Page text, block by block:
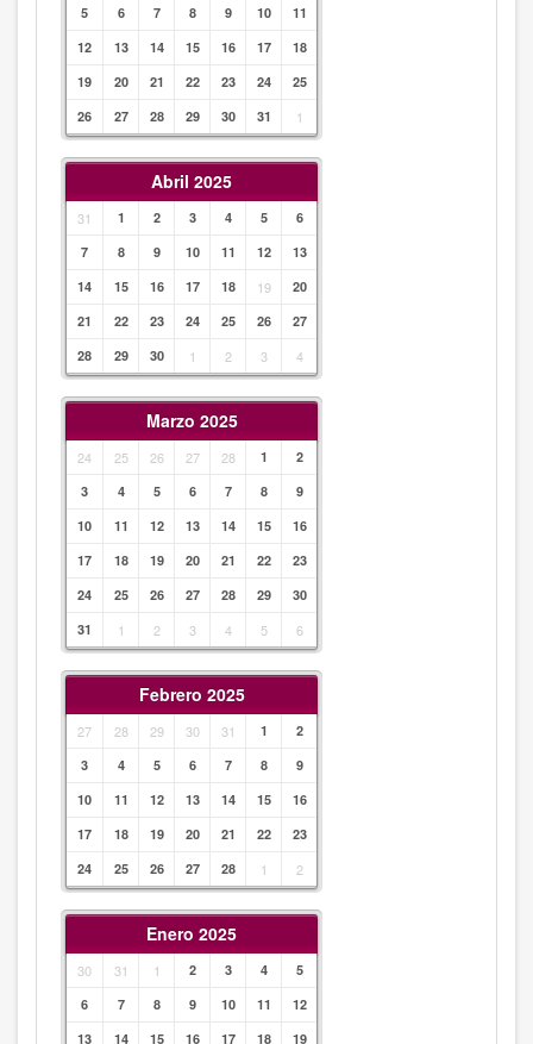
5 6 7 8 9 10
11
12
13 14 15 16 17
18
19
20 21 22 23 24
25
26
27 28 29 30 31 1
Abril 2025
31 1 2 3 4 5
6
7
8 9 10 11 12
13
14
15 16 17 18 19
20
21
22 23 24 25 26
27
28
29 30 1 2 3 4
Marzo 2025
24 25 26 27 28 1
2
3
4 5 6 7 8
9
10
11 12 13 14 15
16
17
18 19 20 21 22
23
24
25 26 27 28 29
30
31
1 2 3 4 5 6
Febrero 2025
27 28 29 30 31 1
2
3
4 5 6 7 8
9
10
11 12 13 14 15
16
17
18 19 20 21 22
23
24
25 26 27 28 1 2
Enero 2025
30 31 1 2 3 4
5
6
7 8 9 10 11
12
13
14 15 16 17 18
19